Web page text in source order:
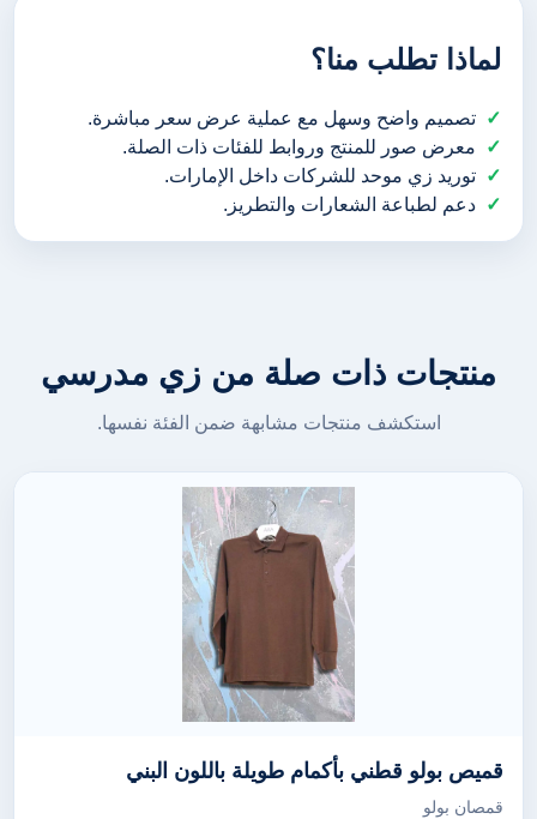
لماذا تطلب منا؟
تصميم واضح وسهل مع عملية عرض سعر مباشرة.
معرض صور للمنتج وروابط للفئات ذات الصلة.
توريد زي موحد للشركات داخل الإمارات.
دعم لطباعة الشعارات والتطريز.
منتجات ذات صلة من زي مدرسي
استكشف منتجات مشابهة ضمن الفئة نفسها.
قميص بولو قطني بأكمام طويلة باللون البني
قمصان بولو